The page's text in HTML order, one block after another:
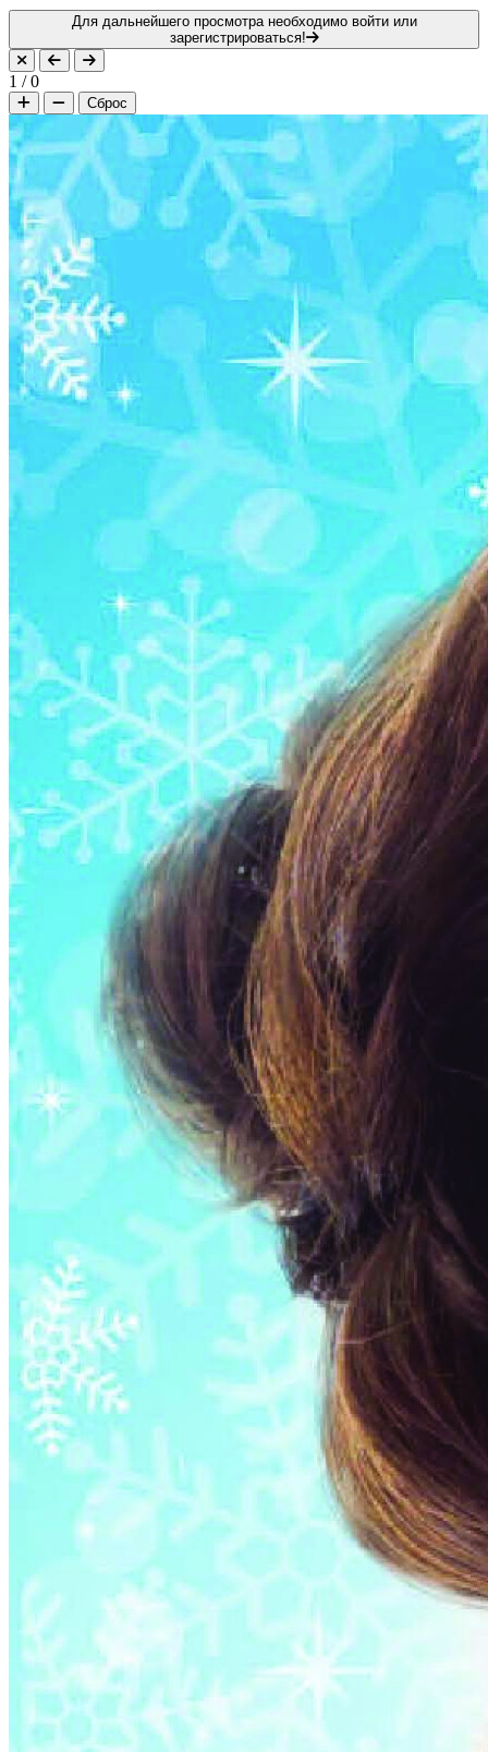
Для дальнейшего просмотра необходимо войти или
зарегистрироваться!
1 /0
Сброс